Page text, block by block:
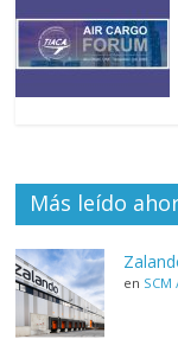
Más leído
en SCM